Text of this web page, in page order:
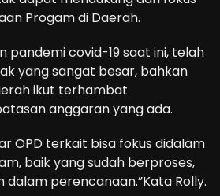
Progam di Daerah.
pandemi covid-19 saat ini, telah
yang sangat besar, bahkan
ikut terhambat
anggaran yang ada.
OPD terkait bisa fokus didalam
baik yang sudah berproses,
dalam perencanaan.”Kata Rolly.